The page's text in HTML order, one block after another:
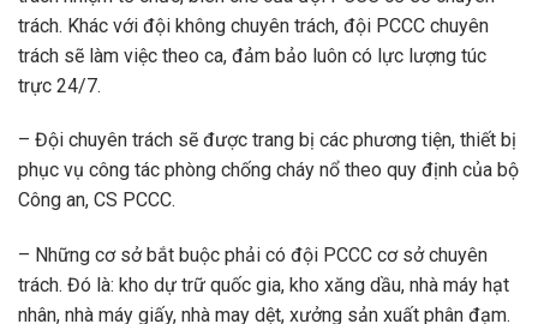
trách. Khác với đội không chuyên trách, đội PCCC chuyên
trách sẽ làm việc theo ca, đảm bảo luôn có lực lượng túc
trực 24/7.
– Đội chuyên trách sẽ được trang bị các phương tiện, thiết bị
phục vụ công tác phòng chống cháy nổ theo quy định của bộ
Công an, CS PCCC.
– Những cơ sở bắt buộc phải có đội PCCC cơ sở chuyên
trách. Đó là: kho dự trữ quốc gia, kho xăng dầu, nhà máy hạt
nhân, nhà máy giấy, nhà may dệt, xưởng sản xuất phân đạm.